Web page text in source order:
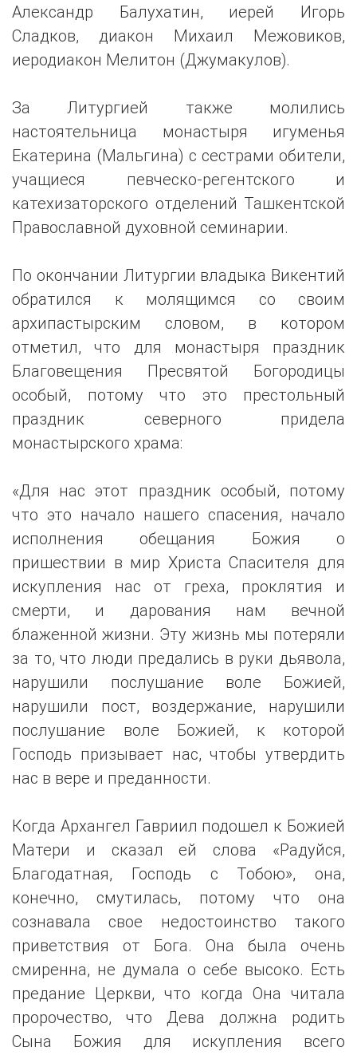
Александр Балухатин, иерей Игорь
Сладков, диакон Михаил Межовиков,
иеродиакон Мелитон (Джумакулов).
За Литургией также молились
настоятельница монастыря игуменья
Екатерина (Мальгина) с сестрами обители,
учащиеся певческо-регентского и
катехизаторского отделений Ташкентской
Православной духовной семинарии.
По окончании Литургии владыка Викентий
обратился к молящимся со своим
архипастырским словом, в котором
отметил, что для монастыря праздник
Благовещения Пресвятой Богородицы
особый, потому что это престольный
праздник северного придела
монастырского храма:
«Для нас этот праздник особый, потому
что это начало нашего спасения, начало
исполнения обещания Божия о
пришествии в мир Христа Спасителя для
искупления нас от греха, проклятия и
смерти, и дарования нам вечной
блаженной жизни. Эту жизнь мы потеряли
за то, что люди предались в руки дьявола,
нарушили послушание воле Божией,
нарушили пост, воздержание, нарушили
послушание воле Божией, к которой
Господь призывает нас, чтобы утвердить
нас в вере и преданности.
Когда Архангел Гавриил подошел к Божией
Матери и сказал ей слова «Радуйся,
Благодатная, Господь с Тобою», она,
конечно, смутилась, потому что она
сознавала свое недостоинство такого
приветствия от Бога. Она была очень
смиренна, не думала о себе высоко. Есть
предание Церкви, что когда Она читала
пророчество, что Дева должна родить
Сына Божия для искупления всего